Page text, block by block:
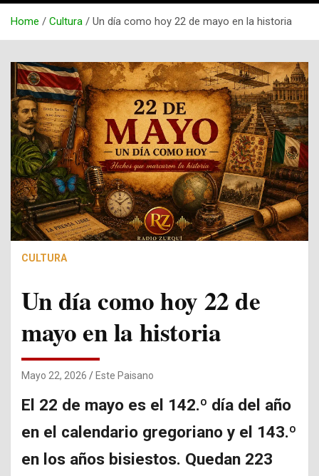
Home Cultura Un día como hoy 22 de mayo en la historia
CULTURA
Un día como hoy 22 de
mayo en la historia
Mayo 22, 2026 Este Paisano
El 22 de mayo es el 142.º día del año
en el calendario gregoriano y el 143.º
en los años bisiestos. Quedan 223